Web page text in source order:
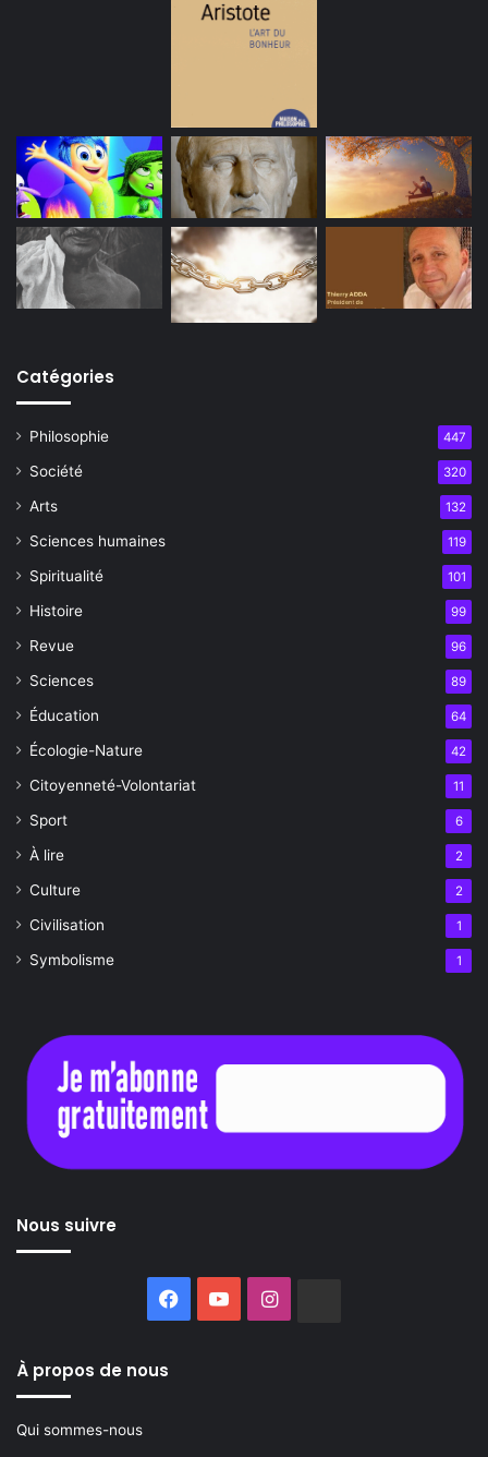
Catégories
Philosophie 447
Société 320
Arts 132
Sciences humaines 119
Spiritualité 101
Histoire 99
Revue 96
Sciences 89
Éducation 64
Écologie-Nature 42
Citoyenneté-Volontariat 11
Sport 6
À lire 2
Culture 2
Civilisation 1
Symbolisme 1
Nous suivre
Facebook
YouTubeInstagram
À propos de nous
Qui sommes-nous